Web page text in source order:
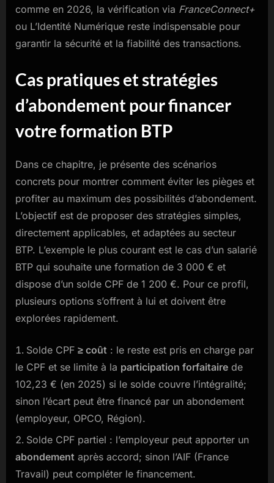
comme en 2026, la vérification via FranceConnect+
ou L’Identité Numérique reste indispensable pour
garantir la sécurité et la fiabilité des transactions.
Cas pratiques et stratégies
d’abondement pour financer
votre formation BTP
Dans ce chapitre, je présente des scénarios
concrets pour montrer comment éviter les pièges et
profiter au maximum des possibilités d’abondement.
L’objectif est de proposer des stratégies simples,
directement applicables, et adaptées au secteur
BTP. L’exemple le plus courant est le cas d’un salarié
BTP qui souhaite une formation de 3 000 € et
dispose d’un solde CPF de 1 200 €. Pour ce profil,
plusieurs options s’offrent à lui et doivent être
explorées rapidement.
Solde CPF ≥ coût : le reste est pris en charge par
le CPF et se limite à la participation forfaitaire de
102,23 € (en 2025) si le solde couvre l’intégralité;
sinon l’écart peut être financé par un abondement
(employeur, OPCO, Région).
Solde CPF partiel : l’employeur peut apporter un
abondement après accord; sinon l’AIF (France
Travail) peut compléter le financement.